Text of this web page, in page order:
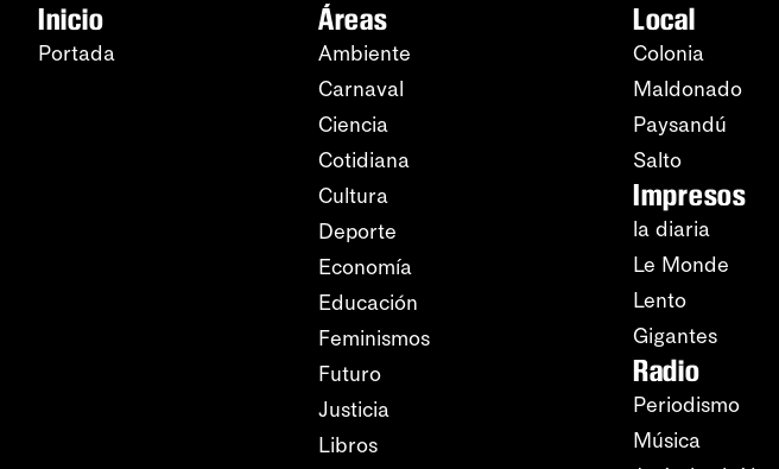
Inicio
Portada
Áreas
Ambiente
Carnaval
Ciencia
Cotidiana
Cultura
Deporte
Economía
Educación
Feminismos
Futuro
Justicia
Libros
Local
Colonia
Maldonado
Paysandú
Salto
Impresos
la diaria
Le Monde
Lento
Gigantes
Radio
Periodismo
Música